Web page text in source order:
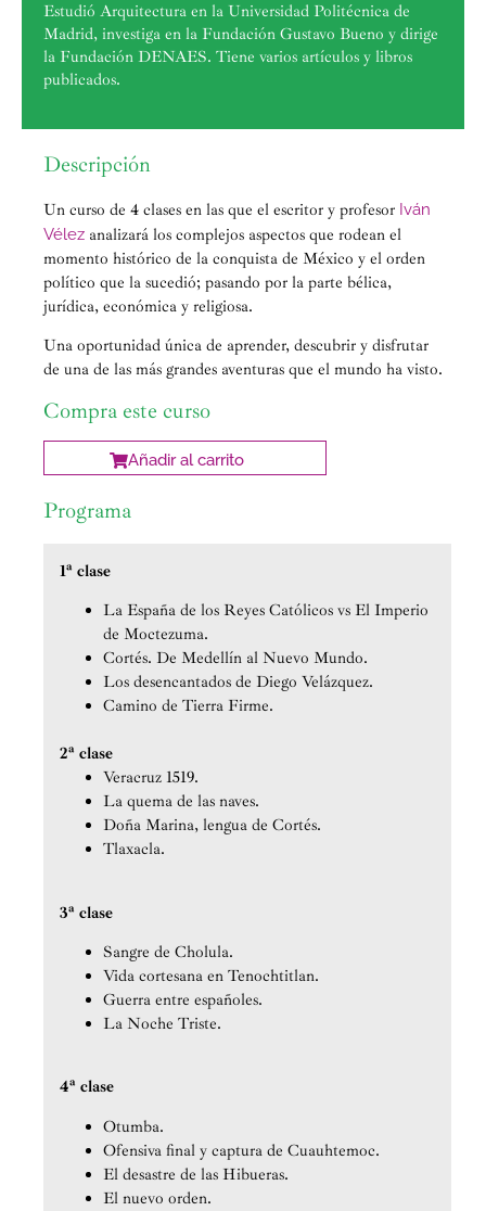
Estudió Arquitectura en la Universidad Politécnica de
Madrid, investiga en la Fundación Gustavo Bueno y dirige
la Fundación DENAES. Tiene varios artículos y libros
publicados.
Descripción
Un curso de 4 clases en las que el escritor y profesor Iván
Vélez analizará los complejos aspectos que rodean el
momento histórico de la conquista de México y el orden
político que la sucedió; pasando por la parte bélica,
jurídica, económica y religiosa.
Una oportunidad única de aprender, descubrir y disfrutar
de una de las más grandes aventuras que el mundo ha visto.
Compra este curso
Añadir al carrito
Programa
1ª clase
La España de los Reyes Católicos vs El Imperio
de Moctezuma.
Cortés. De Medellín al Nuevo Mundo.
Los desencantados de Diego Velázquez.
Camino de Tierra Firme.
2ª clase
Veracruz 1519.
La quema de las naves.
Doña Marina, lengua de Cortés.
Tlaxacla.
3ª clase
Sangre de Cholula.
Vida cortesana en Tenochtitlan.
Guerra entre españoles.
La Noche Triste.
4ª clase
Otumba.
Ofensiva final y captura de Cuauhtemoc.
El desastre de las Hibueras.
El nuevo orden.